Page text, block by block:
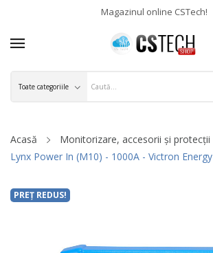
Magazinul online CSTech!
Acasă
Monitorizare, accesorii și protecții
Lynx Power In (M10) - 1000A - Victron Energy
PREȚ REDUS!